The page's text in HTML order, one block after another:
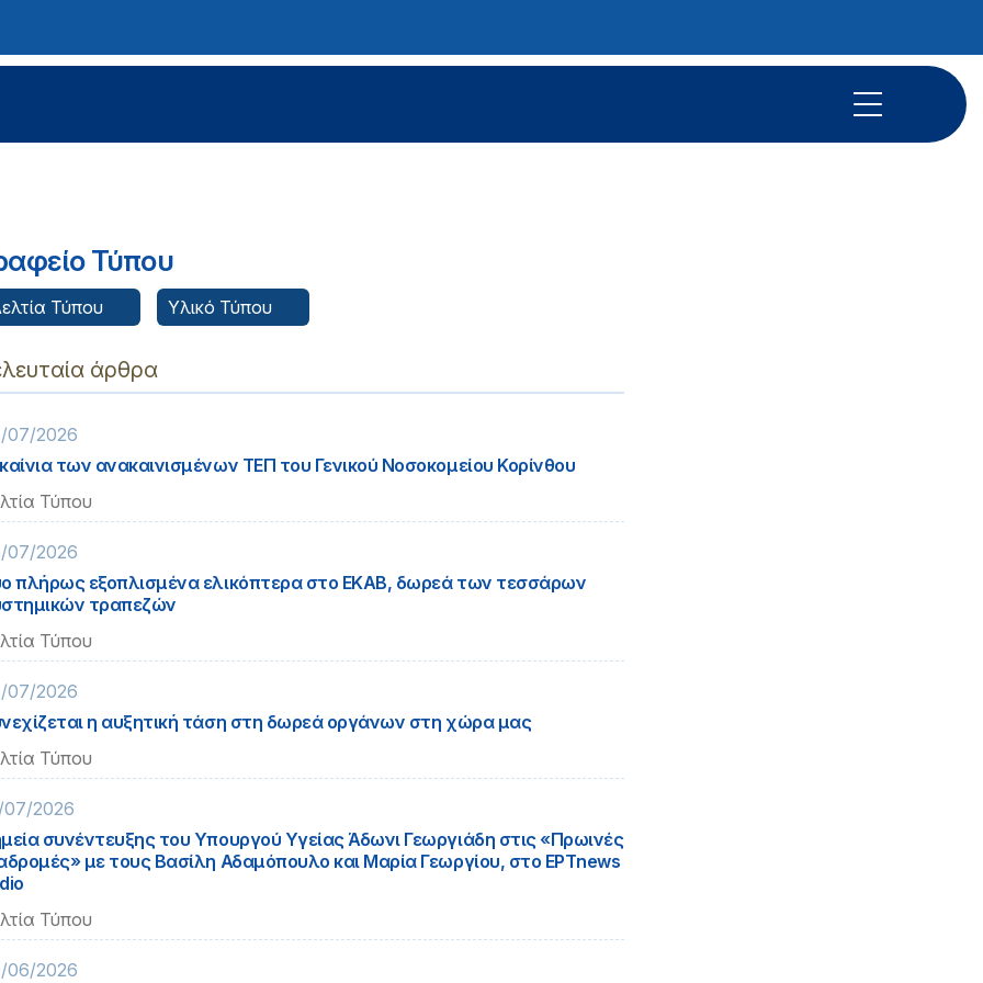
Τύπου
Τύπου Υλικό Τύπου
άρθρα
07/2026
των ανακαινισμένων ΤΕΠ του Γενικού Νοσοκομείου Κορίνθου
Τύπου
07/2026
πλήρως εξοπλισμένα ελικόπτερα στο ΕΚΑΒ, δωρεά των τεσσάρων
τραπεζών
Τύπου
07/2026
η αυξητική τάση στη δωρεά οργάνων στη χώρα μας
Τύπου
07/2026
συνέντευξης του Υπουργού Υγείας Άδωνι Γεωργιάδη στις «Πρωινές
με τους Βασίλη Αδαμόπουλο και Μαρία Γεωργίου, στο ΕΡΤnews
Τύπου
06/2026